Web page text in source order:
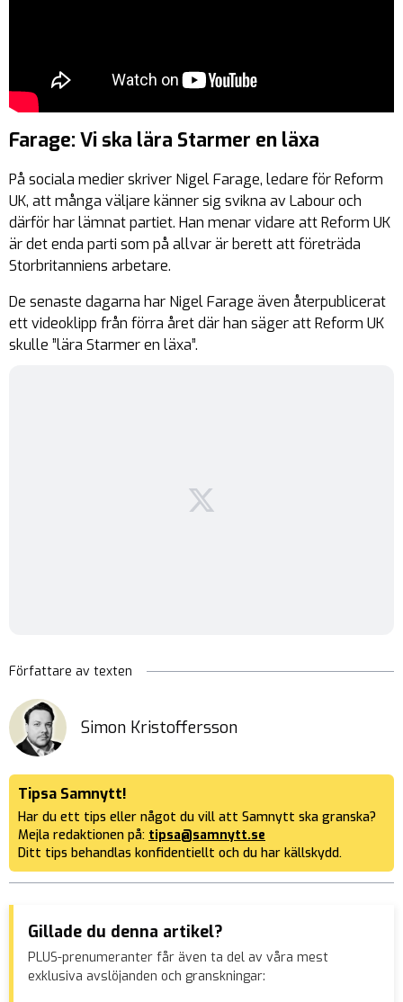
Farage: Vi ska lära Starmer en läxa
På sociala medier skriver Nigel Farage, ledare för Reform
UK, att många väljare känner sig svikna av Labour och
därför har lämnat partiet. Han menar vidare att Reform UK
är det enda parti som på allvar är berett att företräda
Storbritanniens arbetare.
De senaste dagarna har Nigel Farage även återpublicerat
ett videoklipp från förra året där han säger att Reform UK
skulle ”lära Starmer en läxa”.
Författare av texten
Simon Kristoffersson
Tipsa Samnytt!
Har du ett tips eller något du vill att Samnytt ska granska?
Mejla redaktionen på: tipsa@samnytt.se
Ditt tips behandlas konfidentiellt och du har källskydd.
Gillade du denna artikel?
PLUS-prenumeranter får även ta del av våra mest
exklusiva avslöjanden och granskningar: